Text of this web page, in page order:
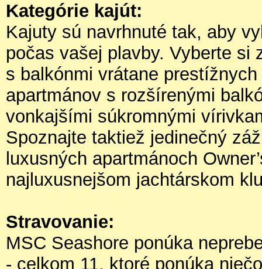
Kategórie kajút:
Kajuty sú navrhnuté tak, aby
počas vašej plavby. Vyberte si
s balkónmi vrátane
apartmánov s rozšírenými
vonkajšími súkromnými
Spoznajte taktiež jedinečný
luxusných apartmánoch
najluxusnejšom jachtárskom
Stravovanie:
MSC Seashore ponúka
- celkom 11, ktoré ponúka